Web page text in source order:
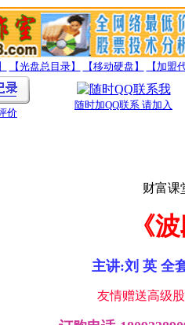
【光盘总目录】 【移动硬盘】 【加盟
价
随时加QQ联系 请加入
财富课
《
主讲:刘 英 全
友情赠送高级